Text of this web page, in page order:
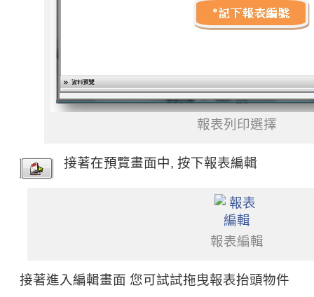
報表列印選擇
接著在預覽畫面中, 按下報表編輯
報表編輯
接著進入編輯畫面 您可試試拖曳報表抬頭物件